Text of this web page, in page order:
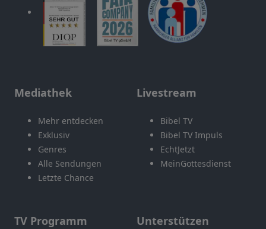
Mediathek
Mehr entdecken
Exklusiv
Genres
Alle Sendungen
Letzte Chance
Livestream
Bibel TV
Bibel TV Impuls
EchtJetzt
MeinGottesdienst
TV Programm Unterstützen